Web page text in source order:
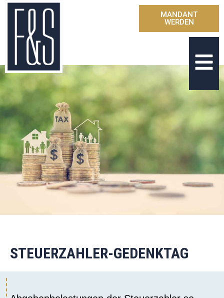
MANDANT
WERDEN
STEUERZAHLER-GEDENKTAG